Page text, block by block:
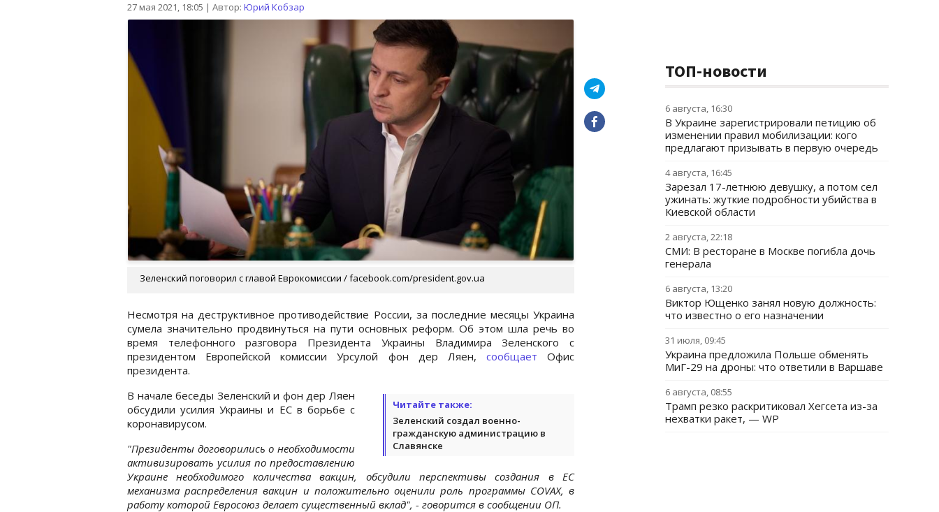
27 мая 2021, 18:05 | Автор: Юрий Кобзар
Зеленский поговорил с главой Еврокомиссии / facebook.com/president.gov.ua
Несмотря на деструктивное противодействие России, за последние месяцы Украина
сумела значительно продвинуться на пути основных реформ. Об этом шла речь во
время телефонного разговора Президента Украины Владимира Зеленского с
президентом Европейской комиссии Урсулой фон дер Ляен, сообщает Офис
президента.
Читайте также:
Зеленский создал военно-
гражданскую администрацию в
Славянске
В начале беседы Зеленский и фон дер Ляен
обсудили усилия Украины и ЕС в борьбе с
коронавирусом.
"Президенты договорились о необходимости
активизировать усилия по предоставлению
Украине необходимого количества вакцин, обсудили перспективы создания в ЕС
механизма распределения вакцин и положительно оценили роль программы COVAX, в
работу которой Евросоюз делает существенный вклад", - говорится в сообщении ОП.
ТОП-новости
6 августа, 16:30
В Украине зарегистрировали петицию об
изменении правил мобилизации: кого
предлагают призывать в первую очередь
4 августа, 16:45
Зарезал 17-летнюю девушку, а потом сел
ужинать: жуткие подробности убийства в
Киевской области
2 августа, 22:18
СМИ: В ресторане в Москве погибла дочь
генерала
6 августа, 13:20
Виктор Ющенко занял новую должность:
что известно о его назначении
31 июля, 09:45
Украина предложила Польше обменять
МиГ-29 на дроны: что ответили в Варшаве
6 августа, 08:55
Трамп резко раскритиковал Хегсета из-за
нехватки ракет, — WP